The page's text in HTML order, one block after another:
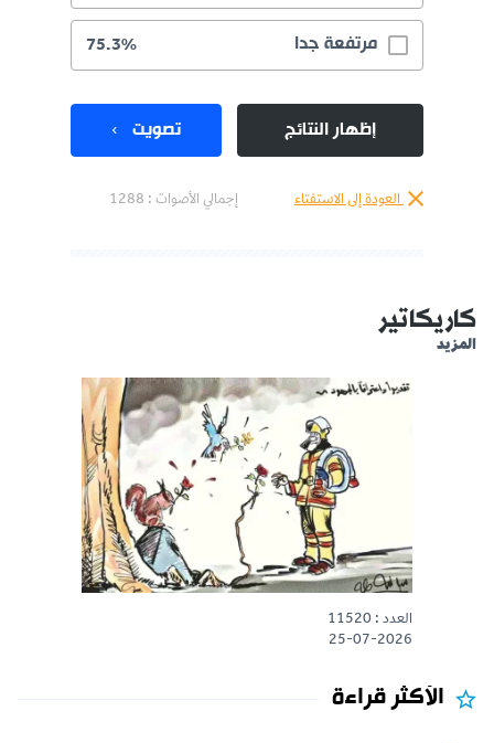
مرتفعة جدا 75.3%
إظهار النتائج تصويت
العودة إلى الاستفتاء إجمالي الأصوات : 1288
كاريكاتير
المزيد
العدد : 11520
25-07-2026
الأكثر قراءة